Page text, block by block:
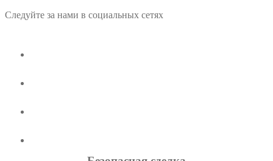
Следуйте за нами в социальных сетях